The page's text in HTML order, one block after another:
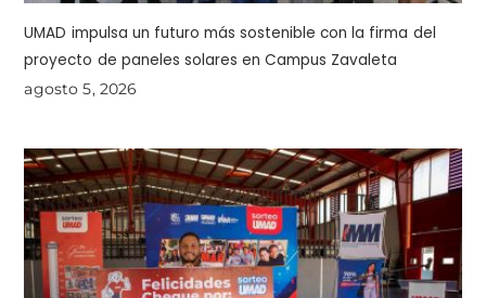
UMAD impulsa un futuro más sostenible con la firma del
proyecto de paneles solares en Campus Zavaleta
agosto 5, 2026